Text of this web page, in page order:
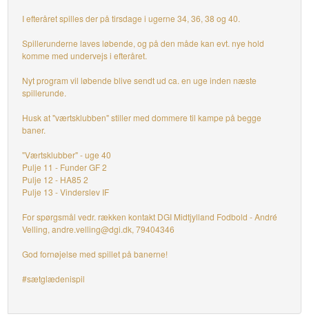
I efteråret spilles der på tirsdage i ugerne 34, 36, 38 og 40.
Spillerunderne laves løbende, og på den måde kan evt. nye hold
komme med undervejs i efteråret.
Nyt program vil løbende blive sendt ud ca. en uge inden næste
spillerunde.
Husk at "værtsklubben" stiller med dommere til kampe på begge
baner.
"Værtsklubber" - uge 40
Pulje 11 - Funder GF 2
Pulje 12 - HA85 2
Pulje 13 - Vinderslev IF
For spørgsmål vedr. rækken kontakt DGI Midtjylland Fodbold - André
Velling, andre.velling@dgi.dk, 79404346
God fornøjelse med spillet på banerne!
#sætglædenispil